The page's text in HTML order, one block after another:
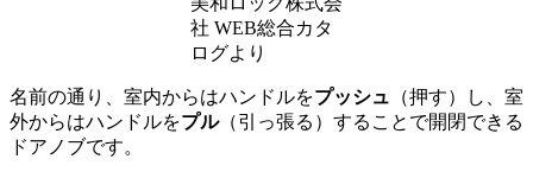
社 WEB総合カタ
ログより
名前の通り、室内からはハンドルをプッシュ （押す）し、室
外からはハンドルをプル（引っ張る）することで開閉できる
ドアノブです。